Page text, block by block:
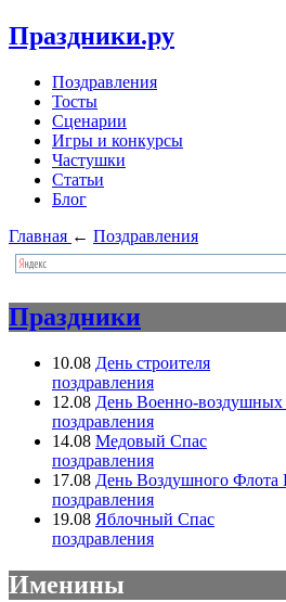
Праздники.ру
Поздравления
Тосты
Сценарии
Игры и конкурсы
Частушки
Статьи
Блог
Главная ← Поздравления
Праздники
10.08 День строителя
поздравления
12.08 День Военно-воздушных
поздравления
14.08 Медовый Спас
поздравления
17.08 День Воздушного Флота
поздравления
19.08 Яблочный Спас
поздравления
Именины